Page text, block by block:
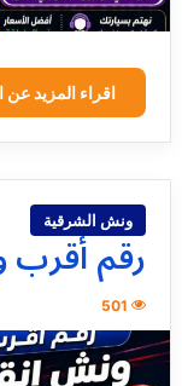
اقراء المزيد عن
ونش الشرقية
رقم أقرب
501